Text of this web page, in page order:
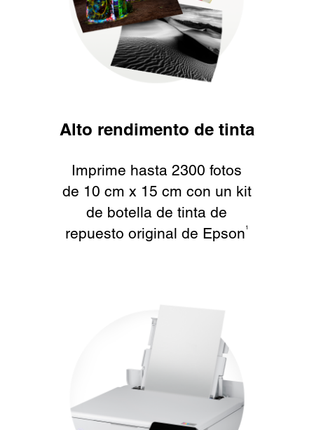
Alto rendimento de tinta
Imprime hasta 2300 fotos
de 10 cm x 15 cm con un kit
de botella de tinta de
repuesto original de Epson1